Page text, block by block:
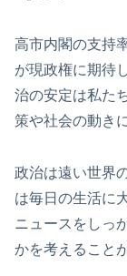
高市内閣の支持
が現政権に期待
治の安定は私た
策や社会の動き
政治は遠い世界
は毎日の生活に
ニュースをしっ
かを考えること